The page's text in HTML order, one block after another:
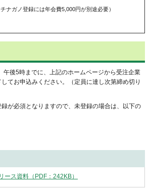
ナガノ登録には年会費5,000円が別途必要）
午後5時までに、上記のホームページから受注企業
てお申込みください。（定員に達し次第締め切り
が必須となりますので、未登録の場合は、以下の
ース資料（PDF：242KB）